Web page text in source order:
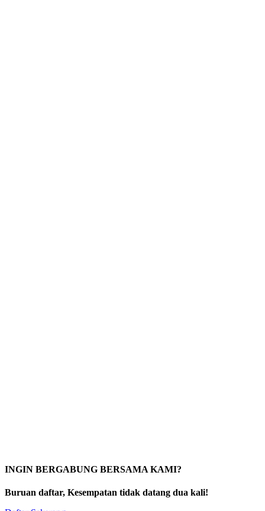
INGIN BERGABUNG BERSAMA KAMI?
Buruan daftar, Kesempatan tidak datang dua kali!